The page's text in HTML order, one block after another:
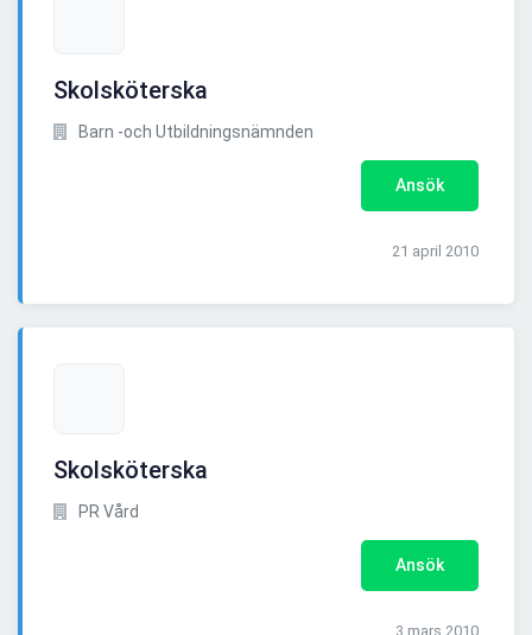
Skolsköterska
Barn -och Utbildningsnämnden
Ansök
21 april 2010
Skolsköterska
PR Vård
Ansök
3 mars 2010